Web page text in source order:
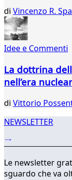
di Vincenzo R.
Idee e Commenti
La dottrina
nell’era
di Vittorio
NEWSLETTER
Le newsletter
sguardo che va